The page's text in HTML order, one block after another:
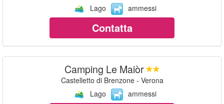
Lago
ammessi
Contatta
Camping Le Maiòr
Castelletto di Brenzone - Verona
Lago
ammessi